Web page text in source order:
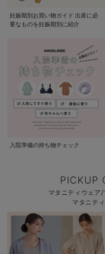
妊娠期別お買い物ガイド 出産に必
要なものを妊娠期別に紹介
入院準備の持ち物チェック
PICKUP
マタニティウェア
マタニテ